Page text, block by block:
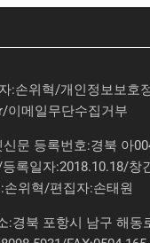
:손위혁/개인정보보호
/이메일무단수집거부
문 등록번호:경북 아
록일자:2018.10.18/창
위혁/편집자:손태원
:경북 포항시 남구 해동